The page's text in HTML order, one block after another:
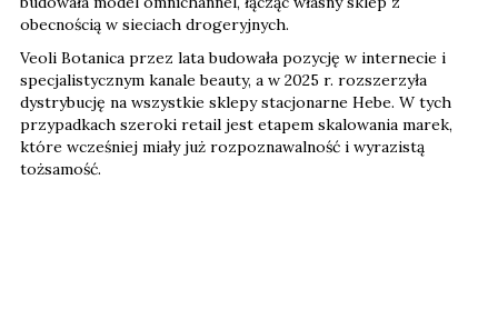
obecnością w sieciach drogeryjnych.
Veoli Botanica przez lata budowała pozycję w internecie i
specjalistycznym kanale beauty, a w 2025 r. rozszerzyła
dystrybucję na wszystkie sklepy stacjonarne Hebe. W tych
przypadkach szeroki retail jest etapem skalowania marek,
które wcześniej miały już rozpoznawalność i wyrazistą
tożsamość.